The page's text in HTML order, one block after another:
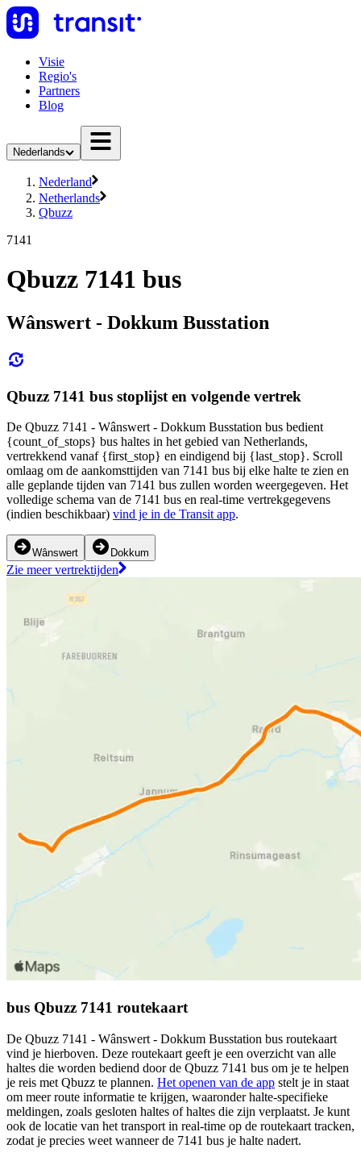
Visie
Regio's
Partners
Blog
Nederlands
Nederland
Netherlands
Qbuzz
7141
Qbuzz 7141 bus
Wânswert - Dokkum Busstation
Qbuzz 7141 bus stoplijst en volgende vertrek
De Qbuzz 7141 - Wânswert - Dokkum Busstation bus bedient
{count_of_stops} bus haltes in het gebied van Netherlands,
vertrekkend vanaf {first_stop} en eindigend bij {last_stop}. Scroll
omlaag om de aankomsttijden van 7141 bus bij elke halte te zien en
alle geplande tijden van 7141 bus zullen worden weergegeven. Het
volledige schema van de 7141 bus en real-time vertrekgegevens
(indien beschikbaar) vind je in de Transit app.
Wânswert Dokkum
Zie meer vertrektijden
bus Qbuzz 7141 routekaart
De Qbuzz 7141 - Wânswert - Dokkum Busstation bus routekaart
vind je hierboven. Deze routekaart geeft je een overzicht van alle
haltes die worden bediend door de Qbuzz 7141 bus om je te helpen
je reis met Qbuzz te plannen. Het openen van de app stelt je in staat
om meer route informatie te krijgen, waaronder halte-specifieke
meldingen, zoals gesloten haltes of haltes die zijn verplaatst. Je kunt
ook de locatie van het transport in real-time op de routekaart tracken,
zodat je precies weet wanneer de 7141 bus je halte nadert.